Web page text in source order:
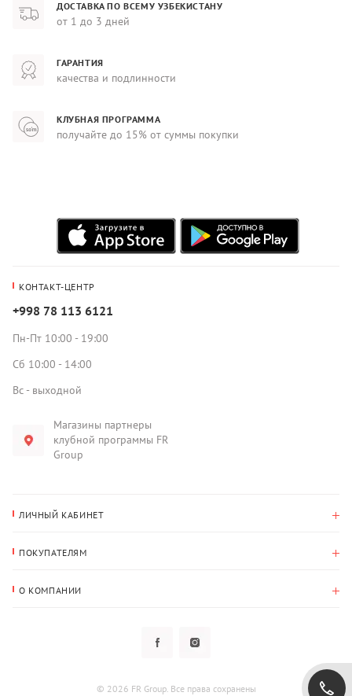
ДОСТАВКА ПО ВСЕМУ УЗБЕКИСТАНУ
от 1 до 3 дней
ГАРАНТИЯ
качества и подлинности
КЛУБНАЯ ПРОГРАММА
получайте до 15% от суммы покупки
КОНТАКТ-ЦЕНТР
+998 78 113 6121
Пн-Пт 10:00 - 19:00
Сб 10:00 - 14:00
Вс - выходной
Магазины партнеры
клубной программы FR
Group
ЛИЧНЫЙ КАБИНЕТ
Адрес для доставки
ПОКУПАТЕЛЯМ
О КОМПАНИИ
Политика конфиденциальности
© 2026 FR Group. Все права сохранены